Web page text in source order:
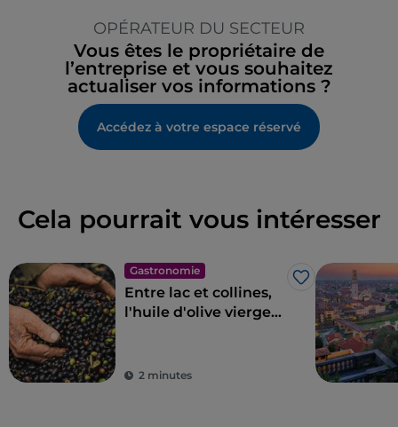
OPÉRATEUR DU SECTEUR
Vous êtes le propriétaire de
l’entreprise et vous souhaitez
actualiser vos informations ?
Accédez à votre espace réservé
Cela pourrait vous intéresser
Gastronomie
J’aime
Entre lac et collines,
l'huile d'olive vierge
2 minutes